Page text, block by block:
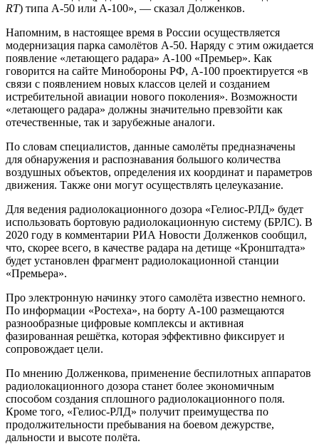
RT) типа А-50 или А-100», — сказал Долженков.
Напомним, в настоящее время в России осуществляется
модернизация парка самолётов А-50. Наряду с этим ожидается
появление «летающего радара» А-100 «Премьер». Как
говорится на сайте Минобороны РФ, А-100 проектируется «в
связи с появлением новых классов целей и созданием
истребительной авиации нового поколения». Возможности
«летающего радара» должны значительно превзойти как
отечественные, так и зарубежные аналоги.
По словам специалистов, данные самолёты предназначены
для обнаружения и распознавания большого количества
воздушных объектов, определения их координат и параметров
движения. Также они могут осуществлять целеуказание.
Для ведения радиолокационного дозора «Гелиос-РЛД» будет
использовать бортовую радиолокационную систему (БРЛС). В
2020 году в комментарии РИА Новости Долженков сообщил,
что, скорее всего, в качестве радара на детище «Кронштадта»
будет установлен фрагмент радиолокационной станции
«Премьера».
Про электронную начинку этого самолёта известно немного.
По информации «Ростеха», на борту А-100 размещаются
разнообразные цифровые комплексы и активная
фазированная решётка, которая эффективно фиксирует и
сопровождает цели.
По мнению Долженкова, применение беспилотных аппаратов
радиолокационного дозора станет более экономичным
способом создания сплошного радиолокационного поля.
Кроме того, «Гелиос-РЛД» получит преимущества по
продолжительности пребывания на боевом дежурстве,
дальности и высоте полёта.